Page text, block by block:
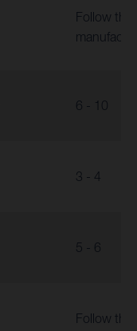
Follow the
6 - 10
3 - 4
5 - 6
Follow the